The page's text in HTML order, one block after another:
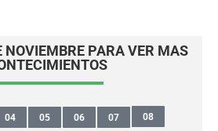
NOVIEMBRE PARA VER MAS
04 05 06 07 08